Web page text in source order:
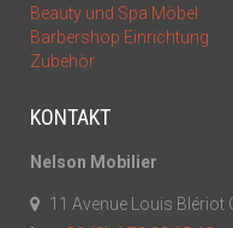
Beauty und Spa Möbel
Barbershop Einrichtung
Zubehör
KONTAKT
Nelson Mobilier
11 Avenue Louis Blériot